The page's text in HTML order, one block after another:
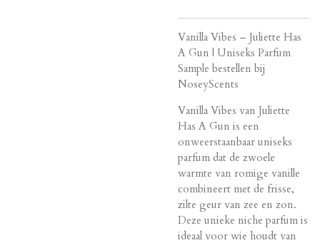
Vanilla Vibes – Juliette Has
A Gun | Uniseks Parfum
Sample bestellen bij
NoseyScents
Vanilla Vibes van Juliette
Has A Gun is een
onweerstaanbaar uniseks
parfum dat de zwoele
warmte van romige vanille
combineert met de frisse,
zilte geur van zee en zon.
Deze unieke niche parfum is
ideaal voor wie houdt van